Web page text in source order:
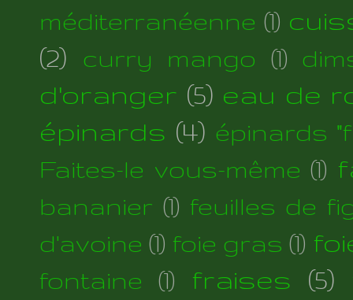
méditerranéenne (1)
(2)
curry mango (1)
d'oranger (5) eau de
épinards (4) épinards
Faites-le vous-même (1)
bananier (1) feuilles de
d'avoine (1) foie gras (1)
fontaine (1) fraises (5)